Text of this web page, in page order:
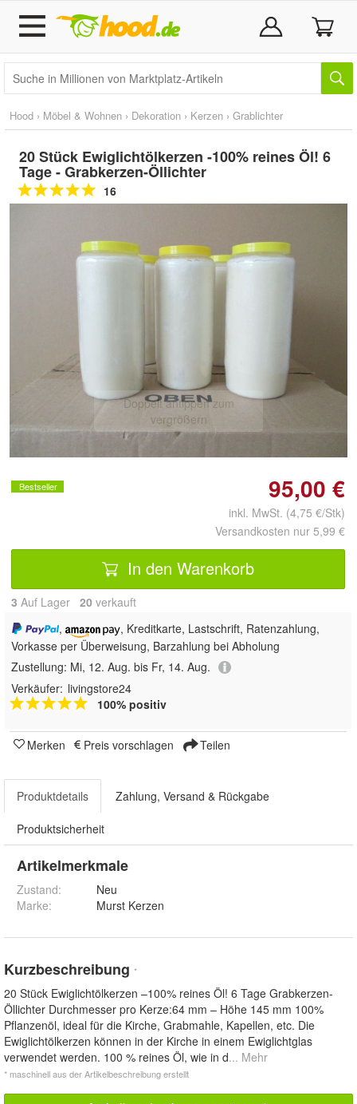
Hood › Möbel & Wohnen › Dekoration › Kerzen › Grablichter
20 Stück Ewiglichtölkerzen -100% reines Öl! 6
Tage - Grabkerzen-Öllichter
16
Doppelt antippen zum
vergrößern
Bestseller 95,00 €
inkl. MwSt. (4,75 €/Stk)
Versandkosten nur 5,99 €
In den Warenkorb
3 Auf Lager 20 verkauft
,
, Kreditkarte, Lastschrift, Ratenzahlung,
Vorkasse per Überweisung, Barzahlung bei Abholung
Zustellung: Mi, 12. Aug. bis Fr, 14. Aug.
Verkäufer: livingstore24
100% positiv
Merken Preis vorschlagen Teilen
Produktdetails Zahlung, Versand & Rückgabe
Produktsicherheit
Artikelmerkmale
Zustand:
Neu
Marke:
Murst Kerzen
Kurzbeschreibung *
20 Stück Ewiglichtölkerzen –100% reines Öl! 6 Tage Grabkerzen-
Öllichter Durchmesser pro Kerze:64 mm – Höhe 145 mm 100%
Pflanzenöl, ideal für die Kirche, Grabmahle, Kapellen, etc. Die
Ewiglichtölkerzen können in der Kirche in einem Ewiglichtglas
verwendet werden. 100 % reines Öl, wie in d... Mehr
* maschinell aus der Artikelbeschreibung erstellt